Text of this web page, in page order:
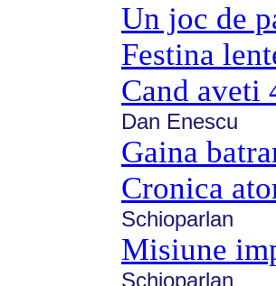
Un joc de
Festina
Cand aveti
Dan Enescu
Gaina
Cronica
Schioparlan
Misiune
Schioparlan